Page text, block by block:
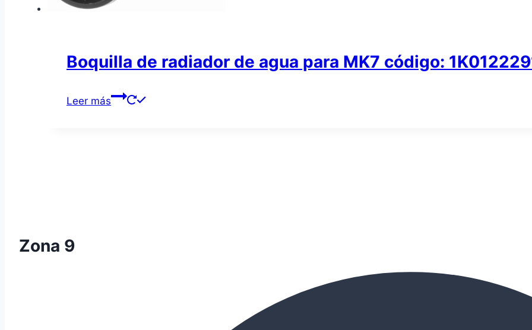
Boquilla de radiador de agua para MK7 código:
Leer más
Zona 9